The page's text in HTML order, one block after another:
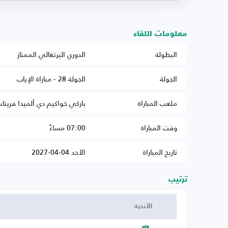
معلومات اللقاء
البطولة
الدوري البرتغالي الممتاز
الجولة
الجولة 28 - مباراة الإياب
ملعب المباراة
باركي خواكيم دي ألميدا
وقت المباراة
07:00 مساءً
تاريخ المباراة
الأحد 04-04-2027
ترتيب
الأندية